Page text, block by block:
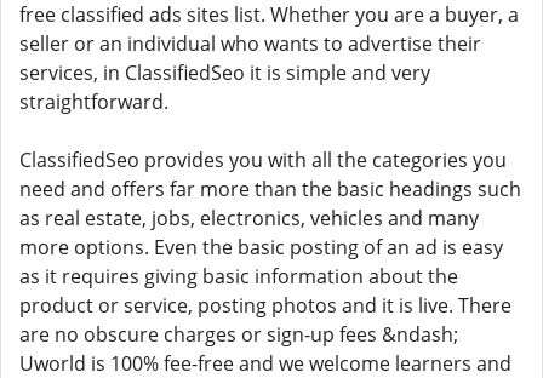
free classified ads sites list. Whether you are a buyer, a
seller or an individual who wants to advertise their
services, in ClassifiedSeo it is simple and very
straightforward.
ClassifiedSeo provides you with all the categories you
need and offers far more than the basic headings such
as real estate, jobs, electronics, vehicles and many
more options. Even the basic posting of an ad is easy
as it requires giving basic information about the
product or service, posting photos and it is live. There
are no obscure charges or sign-up fees &ndash;
Uworld is 100% fee-free and we welcome learners and